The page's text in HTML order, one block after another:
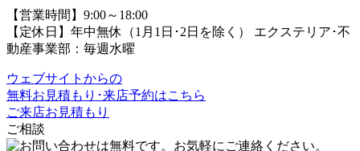
【営業時間】9:00～18:00
【定休日】年中無休（1月1日･2日を除く） エクステリア･不
動産事業部：毎週水曜
ウェブサイトからの
無料お見積もり･来店予約はこちら
ご来店お見積もり
ご相談